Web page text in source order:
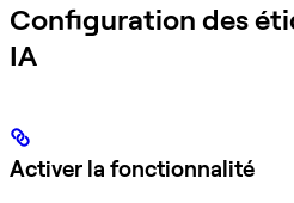
Configuration des
IA
Activer la fonctionnalité